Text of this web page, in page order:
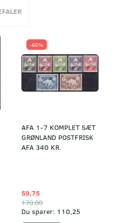
-65%
AFA 1-7 KOMPLET SÆT
GRØNLAND POSTFRISK
AFA 340 KR.
59,75
170,00
Du sparer: 110,25